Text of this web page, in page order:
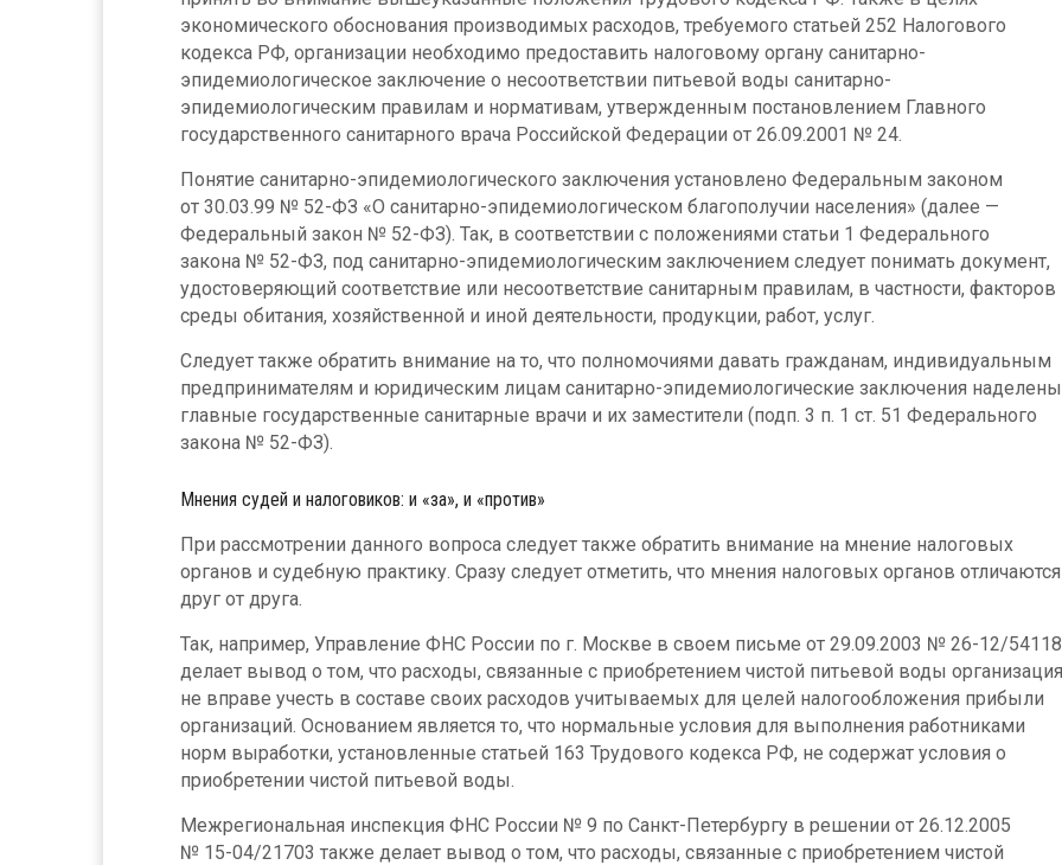
экономического обоснования производимых расходов, требуемого статьей 252 Налогового
кодекса РФ, организации необходимо предоставить налоговому органу санитарно-
эпидемиологическое заключение о несоответствии питьевой воды санитарно-
эпидемиологическим правилам и нормативам, утвержденным постановлением Главного
государственного санитарного врача Российской Федерации от 26.09.2001 № 24.
Понятие санитарно-эпидемиологического заключения установлено Федеральным законом
от 30.03.99 № 52-ФЗ «О санитарно-эпидемиологическом благополучии населения» (далее —
Федеральный закон № 52-ФЗ). Так, в соответствии с положениями статьи 1 Федерального
закона № 52-ФЗ, под санитарно-эпидемиологическим заключением следует понимать документ,
удостоверяющий соответствие или несоответствие санитарным правилам, в частности, факторов
среды обитания, хозяйственной и иной деятельности, продукции, работ, услуг.
Следует также обратить внимание на то, что полномочиями давать гражданам, индивидуальным
предпринимателям и юридическим лицам санитарно-эпидемиологические заключения наделены
главные государственные санитарные врачи и их заместители (подп. 3 п. 1 ст. 51 Федерального
закона № 52-ФЗ).
Мнения судей и налоговиков: и «за», и «против»
При рассмотрении данного вопроса следует также обратить внимание на мнение налоговых
органов и судебную практику. Сразу следует отметить, что мнения налоговых органов отличаются
друг от друга.
Так, например, Управление ФНС России по г. Москве в своем письме от 29.09.2003 № 26-12/54118
делает вывод о том, что расходы, связанные с приобретением чистой питьевой воды организация
не вправе учесть в составе своих расходов учитываемых для целей налогообложения прибыли
организаций. Основанием является то, что нормальные условия для выполнения работниками
норм выработки, установленные статьей 163 Трудового кодекса РФ, не содержат условия о
приобретении чистой питьевой воды.
Межрегиональная инспекция ФНС России № 9 по Санкт-Петербургу в решении от 26.12.2005
№ 15-04/21703 также делает вывод о том, что расходы, связанные с приобретением чистой